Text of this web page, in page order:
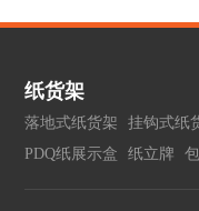
纸货架
落地式纸货架 挂钩式纸
PDQ纸展示盒
纸立牌